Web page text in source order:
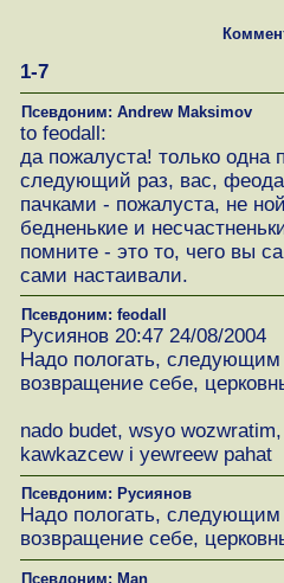
1-7
Псевдоним: Andrew Maksimov
to feodall:
да пожалуста! только одна
следующий раз, вас,
пачками - пожалуста, не
бедненькие и
помните - это то, чего вы
сами настаивали.
Псевдоним: feodall
Русиянов 20:47 24/08/2004
Надо пологать, следующим
возвращение себе,
nado budet, wsyo
kawkazcew i yewreew pahat
Псевдоним: Русиянов
Надо пологать, следующим
возвращение себе,
Псевдоним: Man